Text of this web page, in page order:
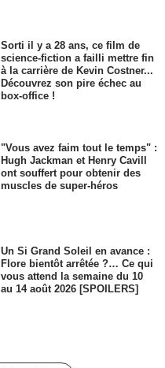
Sorti il y a 28 ans, ce film de
science-fiction a failli mettre fin
à la carrière de Kevin Costner...
Découvrez son pire échec au
box-office !
"Vous avez faim tout le temps" :
Hugh Jackman et Henry Cavill
ont souffert pour obtenir des
muscles de super-héros
Un Si Grand Soleil en avance :
Flore bientôt arrêtée ?… Ce qui
vous attend la semaine du 10
au 14 août 2026 [SPOILERS]